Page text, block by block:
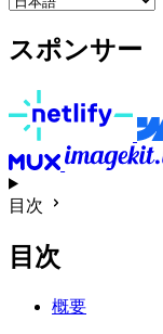
スポンサー
目次
目次
概要